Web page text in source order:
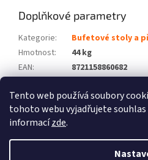
Tento web používá soubory
tohoto webu vyjadřujete souhlas
informacízde.
Doplňkové parametry
Kategorie:
Bufetové stoly a
Hmotnost:
44 kg
EAN:
8721158860682
Počet balíků: 2
Vytvořil